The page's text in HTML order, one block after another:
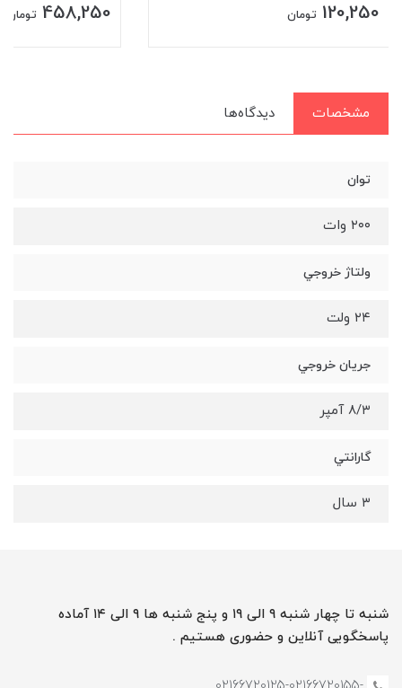
120,250 تومان 458,250 تومان
مشخصات دیدگاه‌ها
توان
٢٠٠ وات
ولتاژ خروجي
٢٤ ولت
جريان خروجي
٨/٣ آمپر
گارانتي
٣ سال
شنبه تا چهار شنبه ۹ الی ۱۹ و پنج شنبه ها ۹ الی ۱۴ آماده
پاسخگویی آنلاین و حضوری هستیم .